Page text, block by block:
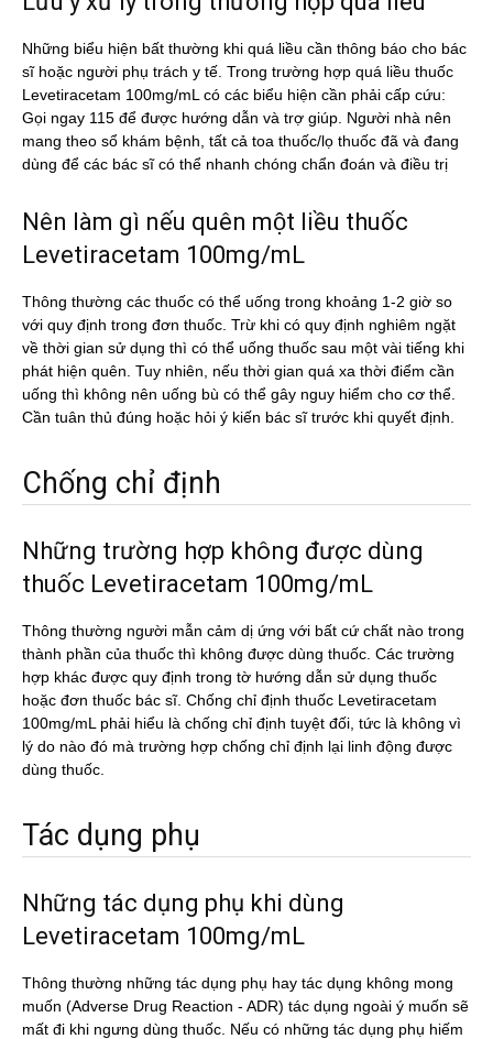
Những biểu hiện bất thường khi quá liều cần thông báo cho bác
sĩ hoặc người phụ trách y tế. Trong trường hợp quá liều thuốc
Levetiracetam 100mg/mL có các biểu hiện cần phải cấp cứu:
Gọi ngay 115 để được hướng dẫn và trợ giúp. Người nhà nên
mang theo sổ khám bệnh, tất cả toa thuốc/lọ thuốc đã và đang
dùng để các bác sĩ có thể nhanh chóng chẩn đoán và điều trị
Nên làm gì nếu quên một liều thuốc
Levetiracetam 100mg/mL
Thông thường các thuốc có thể uống trong khoảng 1-2 giờ so
với quy định trong đơn thuốc. Trừ khi có quy định nghiêm ngặt
về thời gian sử dụng thì có thể uống thuốc sau một vài tiếng khi
phát hiện quên. Tuy nhiên, nếu thời gian quá xa thời điểm cần
uống thì không nên uống bù có thể gây nguy hiểm cho cơ thể.
Cần tuân thủ đúng hoặc hỏi ý kiến bác sĩ trước khi quyết định.
Chống chỉ định
Những trường hợp không được dùng
thuốc Levetiracetam 100mg/mL
Thông thường người mẫn cảm dị ứng với bất cứ chất nào trong
thành phần của thuốc thì không được dùng thuốc. Các trường
hợp khác được quy định trong tờ hướng dẫn sử dụng thuốc
hoặc đơn thuốc bác sĩ. Chống chỉ định thuốc Levetiracetam
100mg/mL phải hiểu là chống chỉ định tuyệt đối, tức là không vì
lý do nào đó mà trường hợp chống chỉ định lại linh động được
dùng thuốc.
Tác dụng phụ
Những tác dụng phụ khi dùng
Levetiracetam 100mg/mL
Thông thường những tác dụng phụ hay tác dụng không mong
muốn (Adverse Drug Reaction - ADR) tác dụng ngoài ý muốn sẽ
mất đi khi ngưng dùng thuốc. Nếu có những tác dụng phụ hiếm